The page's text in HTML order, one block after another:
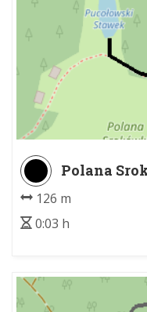
Polana
126 m
0:03 h